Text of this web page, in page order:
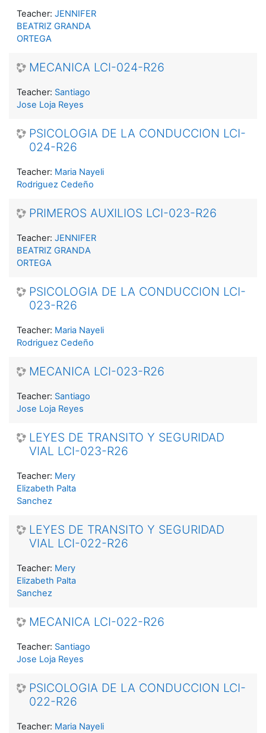
Teacher: JENNIFER
BEATRIZ GRANDA
ORTEGA
MECANICA LCI-024-R26
Teacher: Santiago
Jose Loja Reyes
PSICOLOGIA DE LA CONDUCCION LCI-
024-R26
Teacher: Maria Nayeli
Rodriguez Cedeño
PRIMEROS AUXILIOS LCI-023-R26
Teacher: JENNIFER
BEATRIZ GRANDA
ORTEGA
PSICOLOGIA DE LA CONDUCCION LCI-
023-R26
Teacher: Maria Nayeli
Rodriguez Cedeño
MECANICA LCI-023-R26
Teacher: Santiago
Jose Loja Reyes
LEYES DE TRANSITO Y SEGURIDAD
VIAL LCI-023-R26
Teacher: Mery
Elizabeth Palta
Sanchez
LEYES DE TRANSITO Y SEGURIDAD
VIAL LCI-022-R26
Teacher: Mery
Elizabeth Palta
Sanchez
MECANICA LCI-022-R26
Teacher: Santiago
Jose Loja Reyes
PSICOLOGIA DE LA CONDUCCION LCI-
022-R26
Teacher: Maria Nayeli